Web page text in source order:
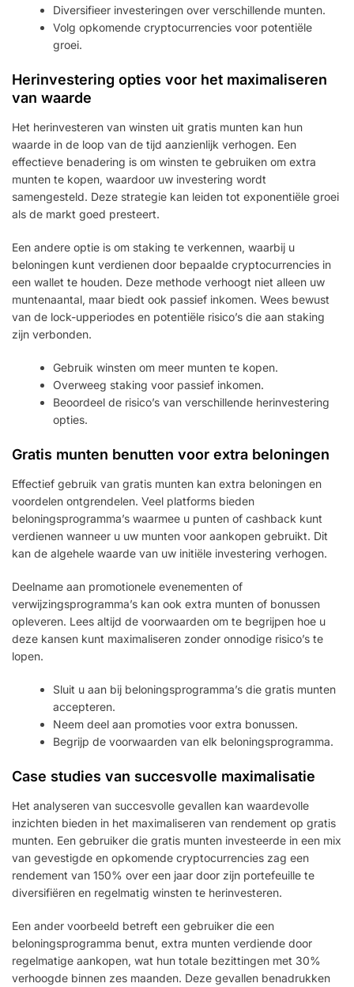
Diversifieer investeringen over verschillende munten.
Volg opkomende cryptocurrencies voor potentiële
groei.
Herinvestering opties voor het maximaliseren
van waarde
Het herinvesteren van winsten uit gratis munten kan hun
waarde in de loop van de tijd aanzienlijk verhogen. Een
effectieve benadering is om winsten te gebruiken om extra
munten te kopen, waardoor uw investering wordt
samengesteld. Deze strategie kan leiden tot exponentiële groei
als de markt goed presteert.
Een andere optie is om staking te verkennen, waarbij u
beloningen kunt verdienen door bepaalde cryptocurrencies in
een wallet te houden. Deze methode verhoogt niet alleen uw
muntenaantal, maar biedt ook passief inkomen. Wees bewust
van de lock-upperiodes en potentiële risico’s die aan staking
zijn verbonden.
Gebruik winsten om meer munten te kopen.
Overweeg staking voor passief inkomen.
Beoordeel de risico’s van verschillende herinvestering
opties.
Gratis munten benutten voor extra beloningen
Effectief gebruik van gratis munten kan extra beloningen en
voordelen ontgrendelen. Veel platforms bieden
beloningsprogramma’s waarmee u punten of cashback kunt
verdienen wanneer u uw munten voor aankopen gebruikt. Dit
kan de algehele waarde van uw initiële investering verhogen.
Deelname aan promotionele evenementen of
verwijzingsprogramma’s kan ook extra munten of bonussen
opleveren. Lees altijd de voorwaarden om te begrijpen hoe u
deze kansen kunt maximaliseren zonder onnodige risico’s te
lopen.
Sluit u aan bij beloningsprogramma’s die gratis munten
accepteren.
Neem deel aan promoties voor extra bonussen.
Begrijp de voorwaarden van elk beloningsprogramma.
Case studies van succesvolle maximalisatie
Het analyseren van succesvolle gevallen kan waardevolle
inzichten bieden in het maximaliseren van rendement op gratis
munten. Een gebruiker die gratis munten investeerde in een mix
van gevestigde en opkomende cryptocurrencies zag een
rendement van 150% over een jaar door zijn portefeuille te
diversifiëren en regelmatig winsten te herinvesteren.
Een ander voorbeeld betreft een gebruiker die een
beloningsprogramma benut, extra munten verdiende door
regelmatige aankopen, wat hun totale bezittingen met 30%
verhoogde binnen zes maanden. Deze gevallen benadrukken